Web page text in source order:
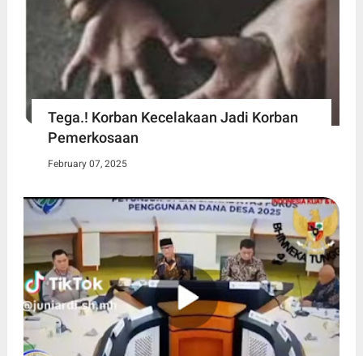
Tega.! Korban Kecelakaan Jadi Korban
Pemerkosaan
February 07, 2025